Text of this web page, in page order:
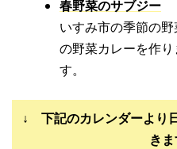
春野菜のサブジー
いすみ市の季節の
の野菜カレーを作
す。
↓ 下記のカレンダーより
き